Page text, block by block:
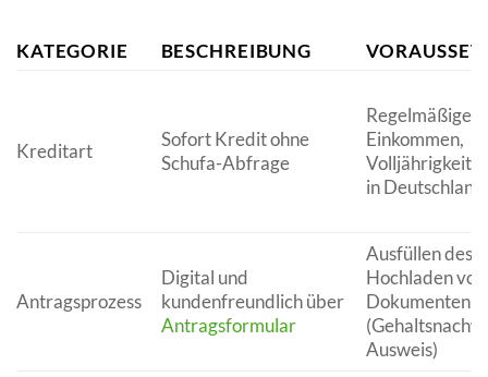
KATEGORIE BESCHREIBUNG
Kreditart
Sofort Kredit ohne
Schufa-Abfrage
Regelmäßiges
Einkommen,
Volljährigkeit,
in Deutschland
Antragsprozess
Digital und
kundenfreundlich über
Antragsformular
Ausfüllen des
Hochladen von
Dokumenten
Ausweis)